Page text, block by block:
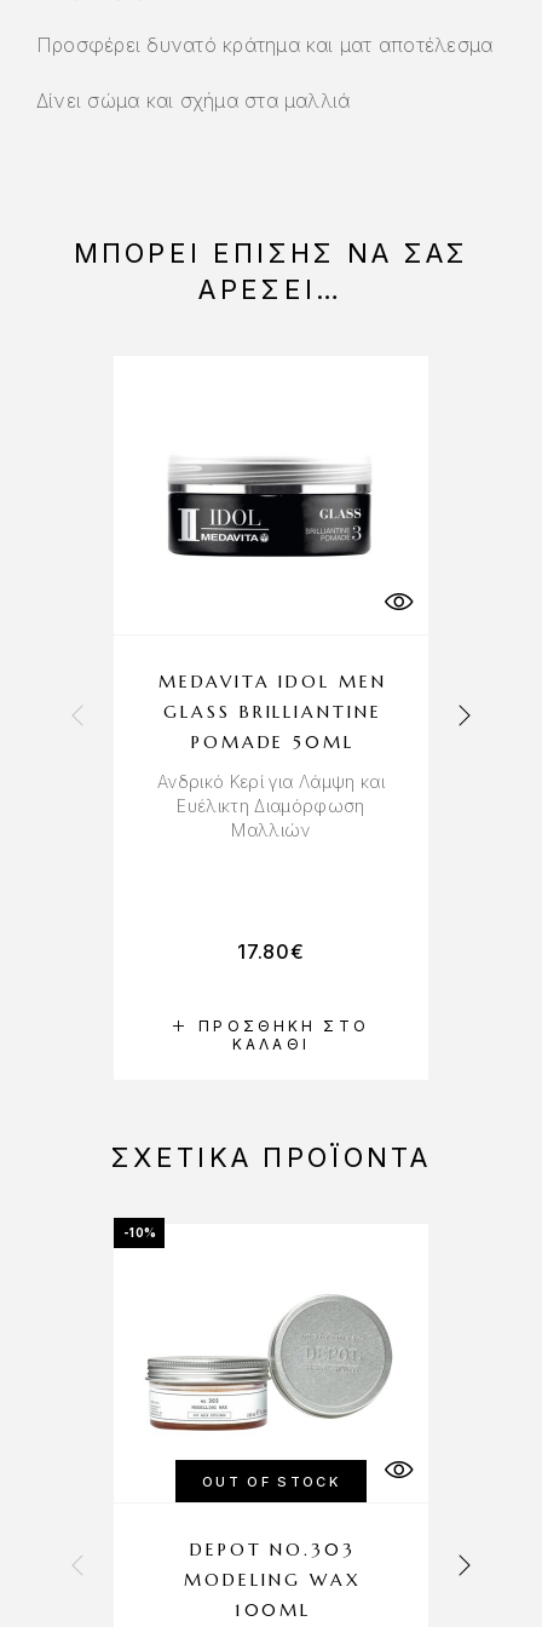
Προσφέρει δυνατό κράτημα και ματ αποτέλεσμα
Δίνει σώμα και σχήμα στα μαλλιά
ΜΠΟΡΕΊ ΕΠΊΣΗΣ ΝΑ ΣΑΣ
ΑΡΈΣΕΙ…
ΠΡΟΣΘΉΚΗ ΣΤΟ
ΚΑΛΆΘΙ
MEDAVITA IDOL MEN
GLASS BRILLIANTINE
POMADE 50ML
Ανδρικό Κερί για Λάμψη και
Ευέλικτη Διαμόρφωση
Μαλλιών
17.80€
ΣΧΕΤΙΚΆ ΠΡΟΪΌΝΤΑ
-10%
OUT OF STOCK
DEPOT NO.303
MODELING WAX
100ML